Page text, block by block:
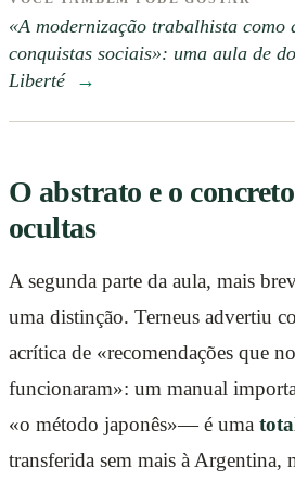
«A modernização trabalhista como
conquistas sociais»: uma aula de
Liberté →
O abstrato e o
ocultas
A segunda parte da aula, mais
uma distinção. Terneus advertiu
acrítica de «recomendações que
funcionaram»: um manual
«o método japonês»— é uma
transferida sem mais à Argentina,